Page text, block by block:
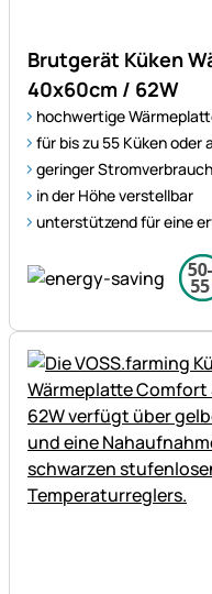
Brutgerät Küken
40x60cm / 62W
hochwertige
für bis zu 55 Küken oder
geringer
in der Höhe verstellbar
unterstützend für eine